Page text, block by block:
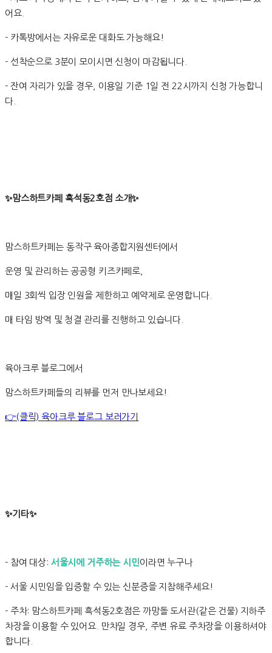
어요.
- 카톡방에서는 자유로운 대화도 가능해요!
- 선착순으로 3분이 모이시면 신청이 마감됩니다.
- 잔여 자리가 있을 경우, 이용일 기준 1일 전 22시까지 신청 가능합니
다.
✨맘스하트카페 흑석동2호점 소개✨
맘스하트카페는 동작구 육아종합지원센터에서
운영 및 관리하는 공공형 키즈카페로,
매일 3회씩 입장 인원을 제한하고 예약제로 운영합니다.
매 타임 방역 및 청결 관리를 진행하고 있습니다.
육아크루 블로그에서
맘스하트카페들의 리뷰를 먼저 만나보세요!
👉(클릭) 육아크루 블로그 보러가기
✨기타✨
- 참여 대상: 서울시에 거주하는 시민이라면 누구나
- 서울 시민임을 입증할 수 있는 신분증을 지참해주세요!
- 주차: 맘스하트카페 흑석동2호점은 까망돌 도서관(같은 건물) 지하주
차장을 이용할 수 있어요. 만차일 경우, 주변 유료 주차장을 이용하셔야
합니다.